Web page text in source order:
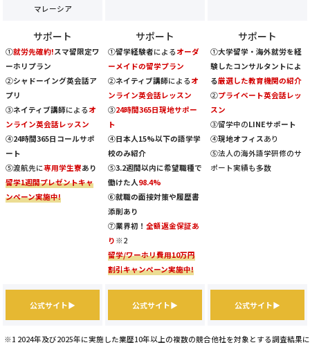
マレーシア
サポート
①就労先確約!スマ留限定ワ
ーホリプラン
②シャドーイング英会話ア
プリ
③ネイティブ講師による オ
ンライン英会話レッスン
④24時間365日コールサポ
ート
⑤渡航先に専用学生寮あり
留学1週間プレゼントキャ
ンペーン実施中!
サポート
①留学経験者による オーダ
ーメイドの留学プラン
②ネイティブ講師による オ
ンライン英会話レッスン
③24時間365日現地サポー
ト
④日本人15%以下の語学学
校のみ紹介
⑤3.2週間以内に希望職種で
働けた人 98.4%
⑥就職の面接対策や履歴書
添削あり
⑦業界初！ 全額返金保証あ
り ※2
留学/ワーホリ費用10万円
割引キャンペーン実施中!
サポート
①大学留学・海外就労を経
験したコンサルタントによ
る厳選した教育機関の紹介
②プライベート英会話レッ
スン
③留学中のLINEサポート
④現地オフィスあり
⑤法人の海外語学研修のサ
ポート実績も多数
公式サイト▶ 公式サイト▶ 公式サイト▶
※1 2024年及び2025年に実施した業歴10年以上の複数の競合他社を対象とする調査結果に